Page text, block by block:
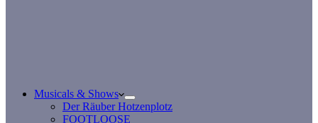
Musicals & Shows
Der Räuber Hotzenplotz
FOOTLOOSE